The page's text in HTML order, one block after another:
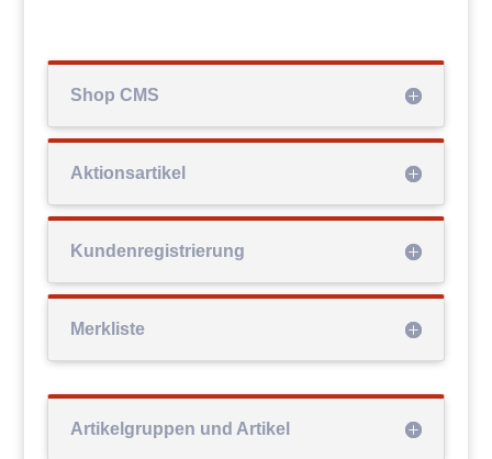
Shop CMS
Aktionsartikel
Kundenregistrierung
Merkliste
Artikelgruppen und Artikel